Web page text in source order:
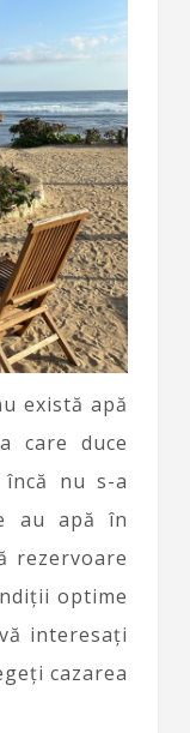
există apă
care duce
nu s-a
au apă în
rezervoare
optime
interesați
cazarea